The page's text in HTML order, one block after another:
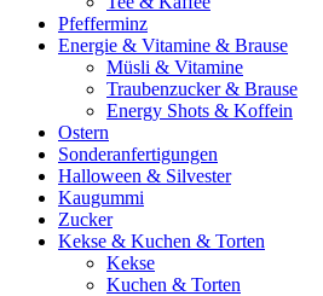
Pfefferminz
Energie & Vitamine & Brause
Müsli & Vitamine
Traubenzucker & Brause
Energy Shots & Koffein
Ostern
Sonderanfertigungen
Halloween & Silvester
Kaugummi
Zucker
Kekse & Kuchen & Torten
Kekse
Kuchen & Torten